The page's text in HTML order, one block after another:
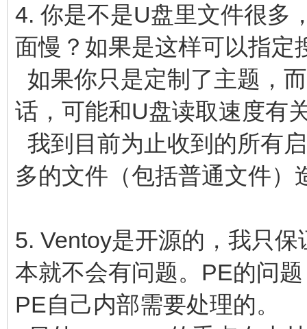
4. 你是不是U盘里文件很多
面慢？如果是这样可以指定
如果你只是定制了主题，
话，可能和U盘读取速度有
我到目前为止收到的所有
多的文件（包括普通文件）
5. Ventoy是开源的，我只
本就不会有问题。PE的问
PE自己内部需要处理的。